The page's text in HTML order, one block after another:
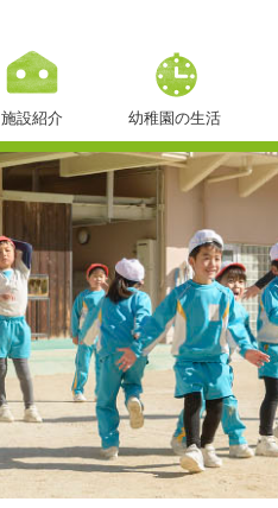
施設紹介 幼稚園の生活
１日の流れ
年間行事
課外授業